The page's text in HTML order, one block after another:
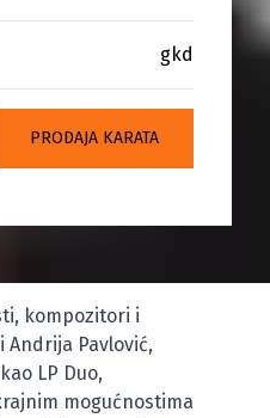
gkd
PRODAJA KARATA
kompozitori i
Andrija Pavlović,
LP Duo,
mogućnostima